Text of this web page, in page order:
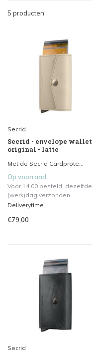
5 producten
Secrid
Secrid - envelope wallet
original - latte
Met de Secrid Cardprote...
Op voorraad
Voor 14.00 besteld, dezelfde
(werk)dag verzonden.
Deliverytime
€79,00
Secrid